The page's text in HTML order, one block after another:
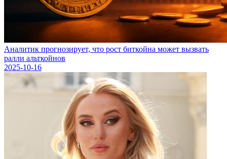
Аналитик прогнозирует, что рост биткойна может вызвать
ралли альткойнов
2025-10-16